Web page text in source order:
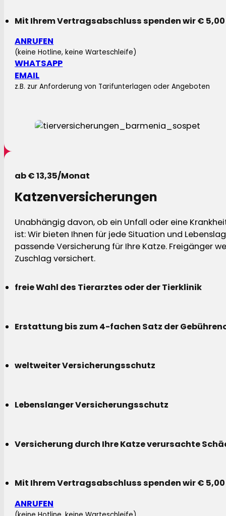
Mit Ihrem Vertragsabschluss spenden wir €
ANRUFEN
(keine Hotline, keine Warteschleife)
WHATSAPP
EMAIL
z.B. zur Anforderung von Tarifunterlagen oder Angeboten
ab € 13,35/Monat
Katzenversicherungen
Unabhängig davon, ob ein Unfall oder eine
ist: Wir bieten Ihnen für jede Situation und
passende Versicherung für Ihre Katze. Freigänger
Zuschlag versichert.
freie Wahl des Tierarztes oder der Tierklinik
Erstattung bis zum 4-fachen Satz der
weltweiter Versicherungsschutz
Lebenslanger Versicherungsschutz
Versicherung durch Ihre Katze verursachte
Mit Ihrem Vertragsabschluss spenden wir €
ANRUFEN